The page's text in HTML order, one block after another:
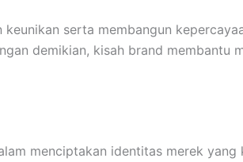
serta membangun
demikian, kisah brand membantu
menciptakan identitas merek